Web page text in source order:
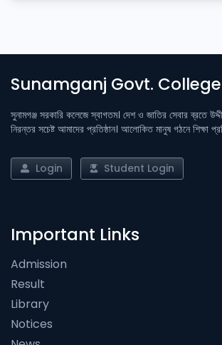
Sunamganj Govt. College
সুনামগঞ্জ সরকারি কলেজে স্বাগতম। দেশ ও জাতির সেবার ব্রতে
নিরন্তর সচেষ্ট আমাদের প্রতিষ্ঠান। আলোকিত মানুষ গঠনে শিক্ষা
Login Student Login
Important Links
Admission
Result
Library
Notices